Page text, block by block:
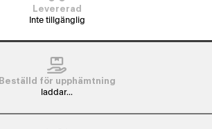
Levererad
Inte tillgänglig
Beställd för upphämtning
laddar...